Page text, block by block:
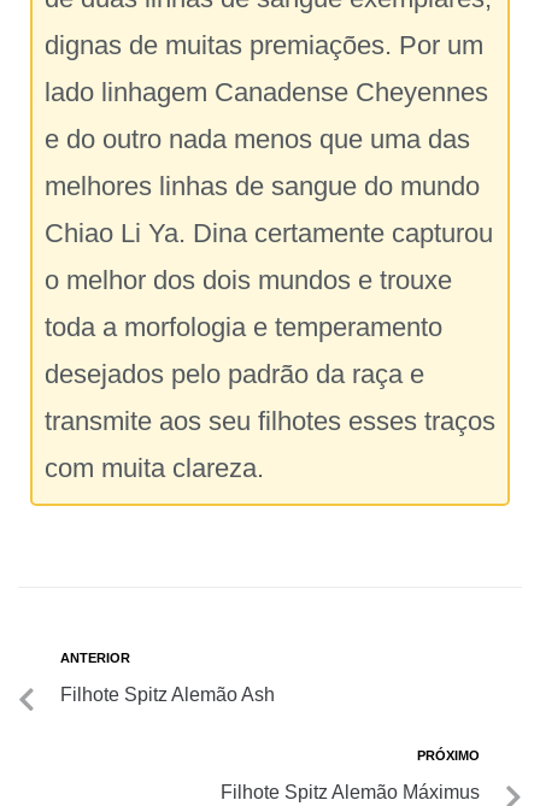
dignas de muitas premiações. Por um
lado linhagem Canadense Cheyennes
e do outro nada menos que uma das
melhores linhas de sangue do mundo
Chiao Li Ya. Dina certamente capturou
o melhor dos dois mundos e trouxe
toda a morfologia e temperamento
desejados pelo padrão da raça e
transmite aos seu filhotes esses traços
com muita clareza.
ANTERIOR
Filhote Spitz Alemão Ash
PRÓXIMO
Filhote Spitz Alemão Máximus